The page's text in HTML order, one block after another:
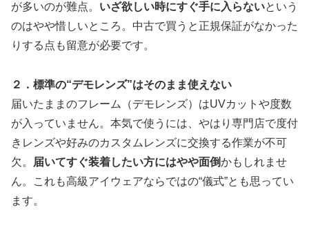
が多いのが難点。 いざ欲しい時にすぐ手に入らないという
のはやや惜しいところ。中古で買うと正規保証がなかった
りする点も留意が必要です。
２．標準の“デモレンズ”はそのまま使えない
届いたままのフレーム（デモレンズ）はUVカットや度数
が入っていません。本気で使うには、やはり専門店で度付
きレンズや好みのカスタムレンズに交換する作業が不可
欠。
届いてすぐ装着したい方にはやや面倒かもしれませ
ん。これも高級アイウェアならではの“儀式”とも思ってい
ます。